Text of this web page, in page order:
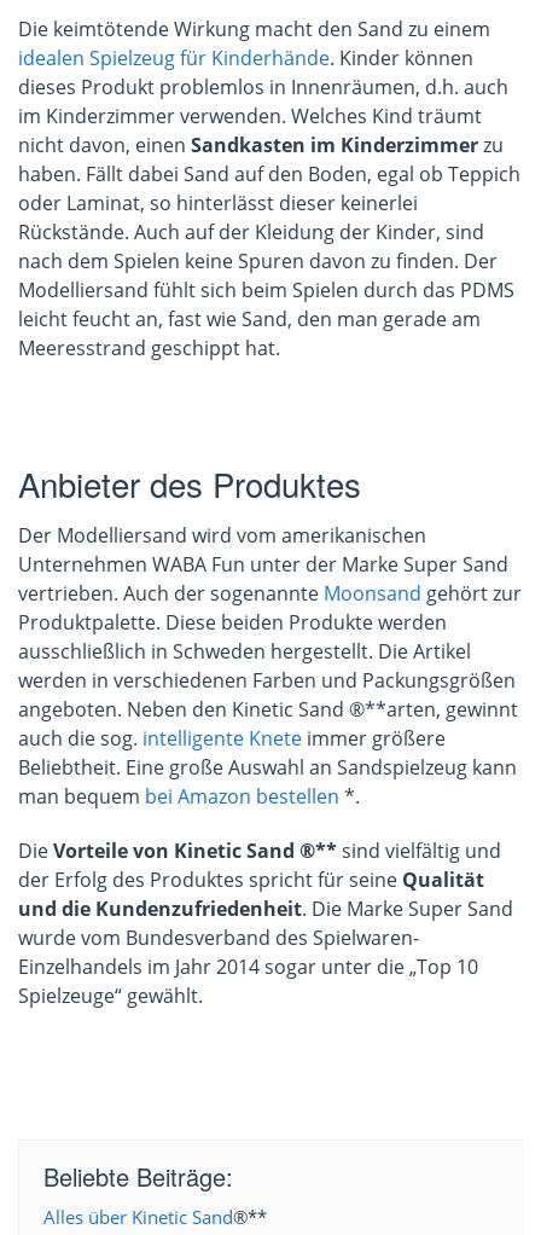
Die keimtötende Wirkung macht den Sand zu einem
idealen Spielzeug für Kinderhände. Kinder können
dieses Produkt problemlos in Innenräumen, d.h. auch
im Kinderzimmer verwenden. Welches Kind träumt
nicht davon, einen Sandkasten im Kinderzimmerzu
haben. Fällt dabei Sand auf den Boden, egal ob Teppich
oder Laminat, so hinterlässt dieser keinerlei
Rückstände. Auch auf der Kleidung der Kinder, sind
nach dem Spielen keine Spuren davon zu finden. Der
Modelliersand fühlt sich beim Spielen durch das PDMS
leicht feucht an, fast wie Sand, den man gerade am
Meeresstrand geschippt hat.
Anbieter des Produktes
Der Modelliersand wird vom amerikanischen
Unternehmen WABA Fun unter der Marke Super Sand
vertrieben. Auch der sogenannte Moonsand gehört zur
Produktpalette. Diese beiden Produkte werden
ausschließlich in Schweden hergestellt. Die Artikel
werden in verschiedenen Farben und Packungsgrößen
angeboten. Neben den Kinetic Sand ®**arten, gewinnt
auch die sog. intelligente Knete immer größere
Beliebtheit. Eine große Auswahl an Sandspielzeug kann
man bequem bei Amazon bestellen *.
DieVorteile von Kinetic Sand ®**sind vielfältig und
der Erfolg des Produktes spricht für seine Qualität
und die Kundenzufriedenheit. Die Marke Super Sand
wurde vom Bundesverband des Spielwaren-
Einzelhandels im Jahr 2014 sogar unter die „Top 10
Spielzeuge“ gewählt.
Beliebte Beiträge:
Alles über Kinetic Sand®**